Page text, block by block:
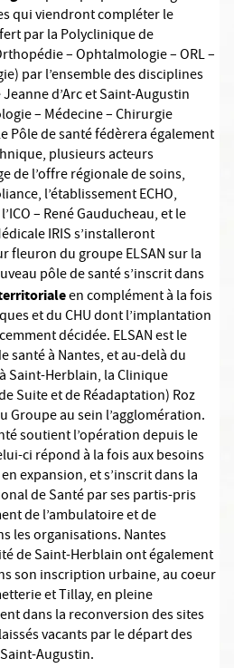
qui viendront compléter le
par la Polyclinique de
– Ophtalmologie – ORL –
par l’ensemble des disciplines
d’Arc et Saint-Augustin
– Médecine – Chirurgie
Pôle de santé fédèrera également
plusieurs acteurs
de l’offre régionale de soins,
l’établissement ECHO,
– René Gauducheau, et le
IRIS s’installeront
fleuron du groupe ELSAN sur la
pôle de santé s’inscrit dans
en complément à la fois
et du CHU dont l’implantation
décidée. ELSAN est le
santé à Nantes, et au-delà du
Saint-Herblain, la Clinique
Suite et de Réadaptation) Roz
Groupe au sein l’agglomération.
soutient l’opération depuis le
ci répond à la fois aux besoins
expansion, et s’inscrit dans la
de Santé par ses partis-pris
de l’ambulatoire et de
les organisations. Nantes
de Saint-Herblain ont également
son inscription urbaine, au coeur
et Tillay, en pleine
dans la reconversion des sites
vacants par le départ des
Augustin.